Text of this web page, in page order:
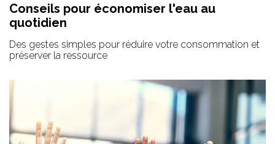
Conseils pour économiser l'eau au
quotidien
Des gestes simples pour réduire votre consommation et
préserver la ressource